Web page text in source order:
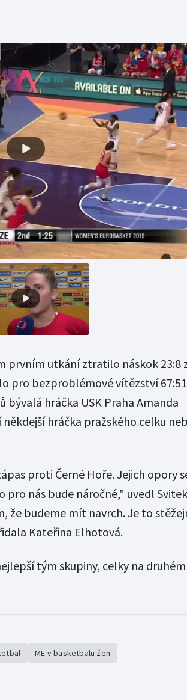
prvním utkání ztratilo náskok 23:8
pro bezproblémové vítězství
hráčka USK Praha Amanda
hráčka pražského celku
proti Černé Hoře. Jejich opory
nás bude náročné," uvedl
že budeme mít navrch. Je to
Kateřina Elhotová.
tým skupiny, celky na druhém
ME v basketbalu žen